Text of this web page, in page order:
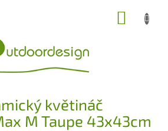
květináč
M Taupe 43x43cm